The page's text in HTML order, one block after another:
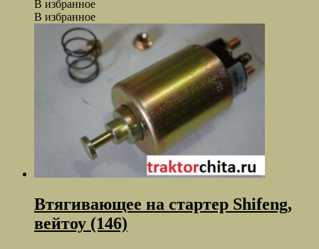
В избранное
В избранное
Втягивающее на стартер Shifeng,
вейтоу (146)